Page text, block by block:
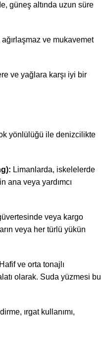
güneş altında uzun süre
ağırlaşmaz ve mukavemet
ve yağlara karşı iyi bir
yönlülüğü ile denizcilikte
Limanlarda, iskelelerde
ana veya yardımcı
veya kargo
veya her türlü yükün
Hafif ve orta tonajlı
olarak. Suda yüzmesi bu
ırgat kullanımı,